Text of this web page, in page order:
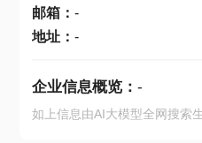
邮箱： -
地址： -
企业信息概览： -
如上信息由AI大模型全网搜索